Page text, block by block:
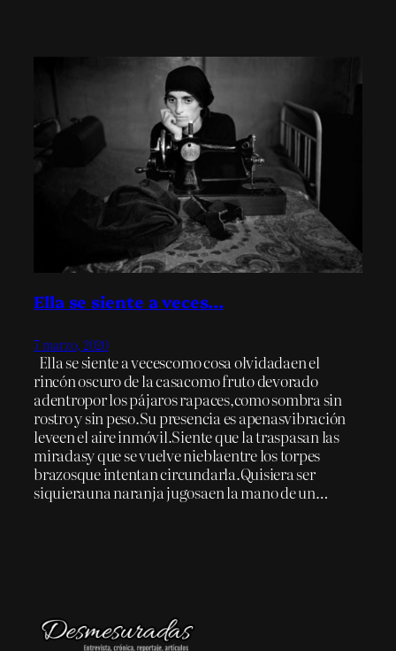
Ella se siente a veces…
7 marzo, 2020
Ella se siente a vecescomo cosa olvidadaen el
rincón oscuro de la casacomo fruto devorado
adentropor los pájaros rapaces,como sombra sin
rostro y sin peso.Su presencia es apenasvibración
leveen el aire inmóvil.Siente que la traspasan las
miradasy que se vuelve nieblaentre los torpes
brazosque intentan circundarla.Quisiera ser
siquierauna naranja jugosaen la mano de un…